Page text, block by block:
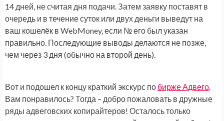
14 дней, не считая дня подачи. Затем заявку поставят в
очередь и в течение суток или двух деньги выведут на
ваш кошелёк в WebMoney, если № его был указан
правильно. Последующие выводы делаются не позже,
чем через 3 дня (обычно на второй день).
Вот и подошел к концу краткий экскурс по бирже Адвего.
Вам понравилось? Тогда – добро пожаловать в дружные
ряды адвеговских копирайтеров! Осталось только